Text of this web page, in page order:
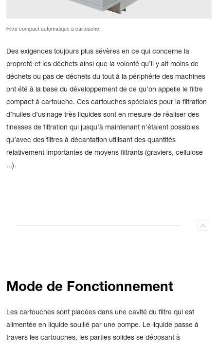
Filtre compact automatique à cartouche
Des exigences toujours plus sévères en ce qui concerne la
propreté et les déchets ainsi que la volonté qu’il y ait moins de
déchets ou pas de déchets du tout à la périphérie des machines
ont été à la base du développement de ce qu’on appelle le filtre
compact à cartouche. Ces cartouches spéciales pour la filtration
d’huiles d’usinage très liquides sont en mesure de réaliser des
finesses de filtration qui jusqu’à maintenant n’étaient possibles
qu’avec des filtres à décantation utilisant des quantités
relativement importantes de moyens filtrants (graviers, cellulose
...).
Mode de Fonctionnement
Les cartouches sont placées dans une cavité du filtre qui est
alimentée en liquide souillé par une pompe. Le liquide passe à
travers les cartouches, les parties solides se déposant à